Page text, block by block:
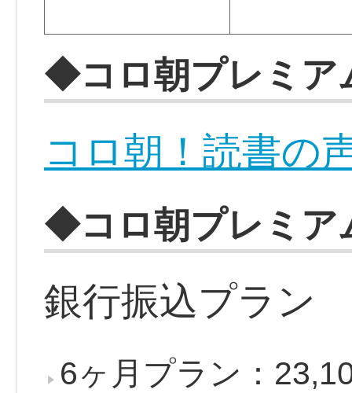
◆コロ朝プレミア
コロ朝！読書の
◆コロ朝プレミア
銀行振込プラン
6ヶ月プラン：